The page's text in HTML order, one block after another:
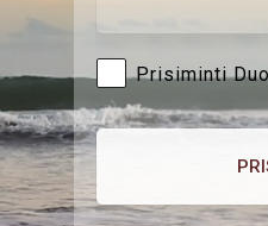
Prisiminti